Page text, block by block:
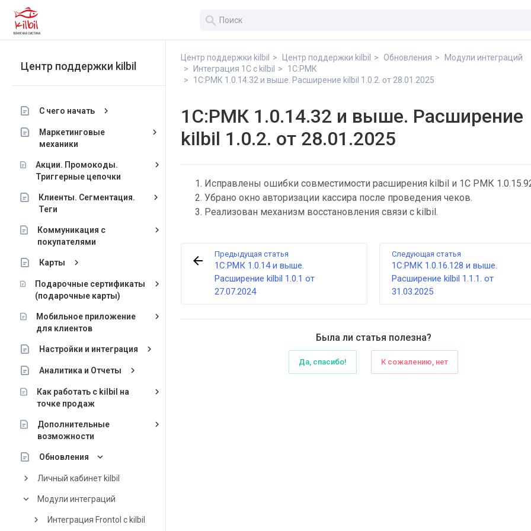
search
Центр поддержки kilbil
С чего начать keyboard_arrow_right
Маркетинговые
механики
keyboard_arrow_right
Акции. Промокоды.
Триггерные цепочки
keyboard_arrow_right
Клиенты. Сегментация.
Теги
keyboard_arrow_right
Коммуникация с
покупателями
keyboard_arrow_right
Карты keyboard_arrow_right
Подарочные сертификаты
(подарочные карты)
keyboard_arrow_right
Мобильное приложение
для клиентов
keyboard_arrow_right
Настройки и интеграция keyboard_arrow_right
Аналитика и Отчеты keyboard_arrow_right
Как работать с kilbil на
точке продаж
keyboard_arrow_right
Дополнительные
возможности
keyboard_arrow_right
Обновления
keyboard_arrow_down
keyboard_arrow_right
Личный кабинет kilbil
keyboard_arrow_down Модули интеграций
keyboard_arrow_right Интеграция Frontol с kilbil
Центр поддержки kilbil Центр поддержки kilbil Обновления
Модули интеграций
Интеграция 1С с kilbil
1С:РМК
1С:РМК 1.0.14.32 и выше. Расширение kilbil 1.0.2. от 28.01.2025
1С:РМК 1.0.14.32 и выше. Расширение
kilbil 1.0.2. от 28.01.2025
Исправлены ошибки совместимости расширения kilbil и 1C РМК
Убрано окно авторизации кассира после проведения чеков.
Реализован механизм восстановления связи с kilbil.
Предыдущая статья
1С:РМК 1.0.14 и выше.
Расширение kilbil 1.0.1 от
27.07.2024
Следующая статья
1С:РМК 1.0.16.128 и выше.
Расширение kilbil 1.1.1. от
31.03.2025
Была ли статья полезна?
Да, спасибо! К сожалению, нет